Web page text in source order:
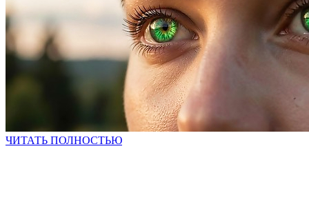
ЧИТАТЬ ПОЛНОСТЬЮ